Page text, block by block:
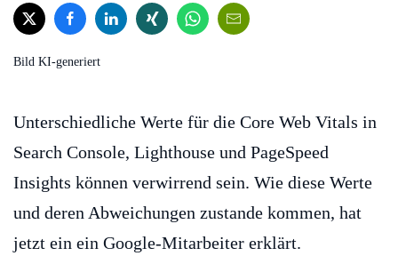
Bild KI-generiert
Unterschiedliche Werte für die Core Web Vitals in
Search Console, Lighthouse und PageSpeed
Insights können verwirrend sein. Wie diese Werte
und deren Abweichungen zustande kommen, hat
jetzt ein ein Google-Mitarbeiter erklärt.